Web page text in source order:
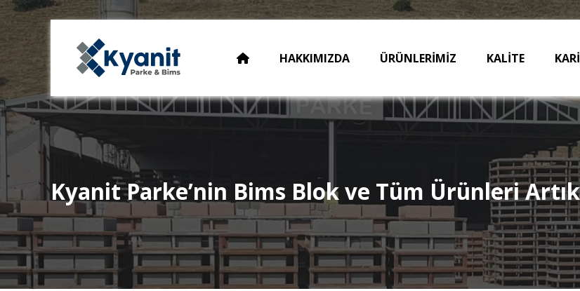
HAKKIMIZDA ÜRÜNLERİMİZ KALİTE
Kyanit Parke’nin Bims Blok ve Tüm Ürünleri Artık